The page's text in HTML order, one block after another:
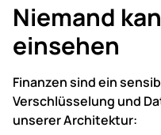
Niemand
einsehen
Finanzen sind ein
Verschlüsselung und
unserer Architektur: